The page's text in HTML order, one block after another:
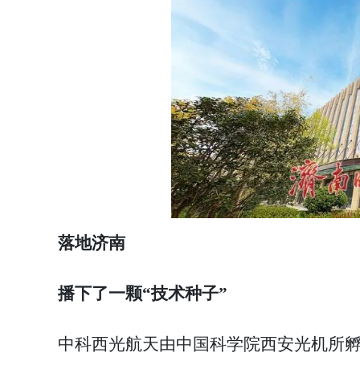
落地济南
播下了一颗“技术种子”
中科西光航天由中国科学院西安光机所